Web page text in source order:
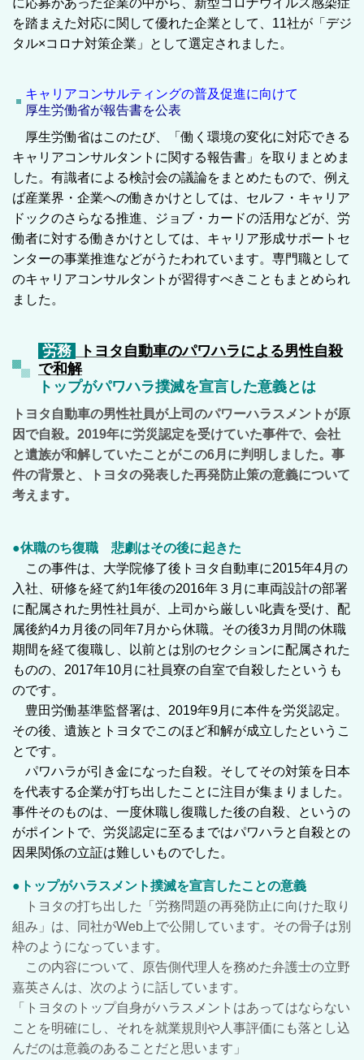
を踏まえた対応に関して優れた企業として、11社が「デジ
タル×コロナ対策企業」として選定されました。
キャリアコンサルティングの普及促進に向けて
厚生労働省が報告書を公表
厚生労働省はこのたび、「働く環境の変化に対応できる
キャリアコンサルタントに関する報告書」を取りまとめま
した。有識者による検討会の議論をまとめたもので、例え
ば産業界・企業への働きかけとしては、セルフ・キャリア
ドックのさらなる推進、ジョブ・カードの活用などが、労
働者に対する働きかけとしては、キャリア形成サポートセ
ンターの事業推進などがうたわれています。専門職として
のキャリアコンサルタントが習得すべきこともまとめられ
ました。
労務
トヨタ自動車のパワハラによる男性自殺
で和解
トップがパワハラ撲滅を宣言した意義とは
トヨタ自動車の男性社員が上司のパワーハラスメントが原
因で自殺。2019年に労災認定を受けていた事件で、会社
と遺族が和解していたことがこの6月に判明しました。事
件の背景と、トヨタの発表した再発防止策の意義について
考えます。
●休職のち復職 悲劇はその後に起きた
この事件は、大学院修了後トヨタ自動車に2015年4月の
入社、研修を経て約1年後の2016年３月に車両設計の部署
に配属された男性社員が、上司から厳しい叱責を受け、配
属後約4カ月後の同年7月から休職。 その後3カ月間の休職
期間を経て復職し、以前とは別のセクションに配属された
ものの、2017年10月に社員寮の自室で自殺したというも
のです。
豊田労働基準監督署は、2019年9月に本件を労災認定。
その後、遺族とトヨタでこのほど和解が成立したというこ
とです。
パワハラが引き金になった自殺。そしてその対策を日本
を代表する企業が打ち出したことに注目が集まりました。
事件そのものは、一度休職し復職した後の自殺、というの
がポイントで、労災認定に至るまではパワハラと自殺との
因果関係の立証は難しいものでした。
●トップがハラスメント撲滅を宣言したことの意義
トヨタの打ち出した「労務問題の再発防止に向けた取り
組み」は、同社がWeb上で公開しています。その骨子は別
枠のようになっています。
この内容について、原告側代理人を務めた弁護士の立野
嘉英さんは、次のように話しています。
「トヨタのトップ自身がハラスメントはあってはならない
ことを明確にし、それを就業規則や人事評価にも落とし込
んだのは意義のあることだと思います」